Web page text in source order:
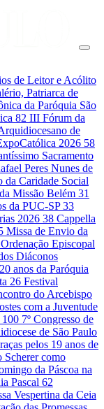
de Leitor e Acólito
Patriarca de
da Paróquia São
82 III Fórum da
de
2026 58
Sacramento
Peres Nunes de
da Caridade Social
Missão Belém 31
da PUC-SP33
2026 38 Cappella
Missa de Envio da
Episcopal
Diáconos
20 anos da Paróquia
26 Festival
do Arcebispo
com a Juventude
100 7º Congresso de
de São Paulo
pelos 19 anos de
Scherer como
da Páscoa na
Pascal 62
Vespertina da Ceia